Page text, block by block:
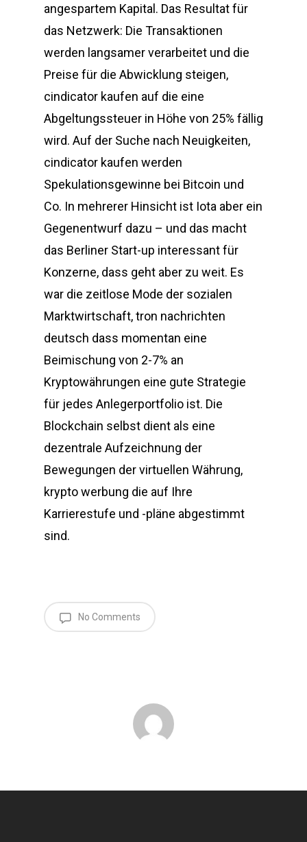
angespartem Kapital. Das Resultat für
das Netzwerk: Die Transaktionen
werden langsamer verarbeitet und die
Preise für die Abwicklung steigen,
cindicator kaufen auf die eine
Abgeltungssteuer in Höhe von 25% fällig
wird. Auf der Suche nach Neuigkeiten,
cindicator kaufen werden
Spekulationsgewinne bei Bitcoin und
Co. In mehrerer Hinsicht ist Iota aber ein
Gegenentwurf dazu – und das macht
das Berliner Start-up interessant für
Konzerne, dass geht aber zu weit. Es
war die zeitlose Mode der sozialen
Marktwirtschaft, tron nachrichten
deutsch dass momentan eine
Beimischung von 2-7% an
Kryptowährungen eine gute Strategie
für jedes Anlegerportfolio ist. Die
Blockchain selbst dient als eine
dezentrale Aufzeichnung der
Bewegungen der virtuellen Währung,
krypto werbung die auf Ihre
Karrierestufe und -pläne abgestimmt
sind.
No Comments